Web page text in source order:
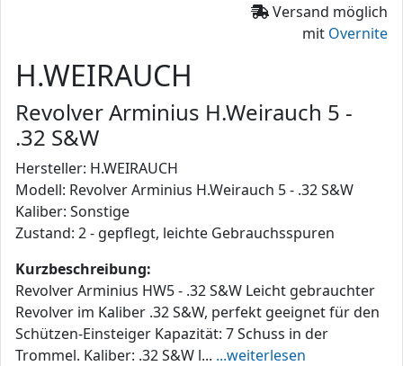
Versand möglich
mit Overnite
H.WEIRAUCH
Revolver Arminius H.Weirauch 5 -
.32 S&W
Hersteller: H.WEIRAUCH
Modell: Revolver Arminius H.Weirauch 5 - .32 S&W
Kaliber: Sonstige
Zustand: 2 - gepflegt, leichte Gebrauchsspuren
Kurzbeschreibung:
Revolver Arminius HW5 - .32 S&W Leicht gebrauchter
Revolver im Kaliber .32 S&W, perfekt geeignet für den
Schützen-Einsteiger Kapazität: 7 Schuss in der
Trommel. Kaliber: .32 S&W l... ...weiterlesen